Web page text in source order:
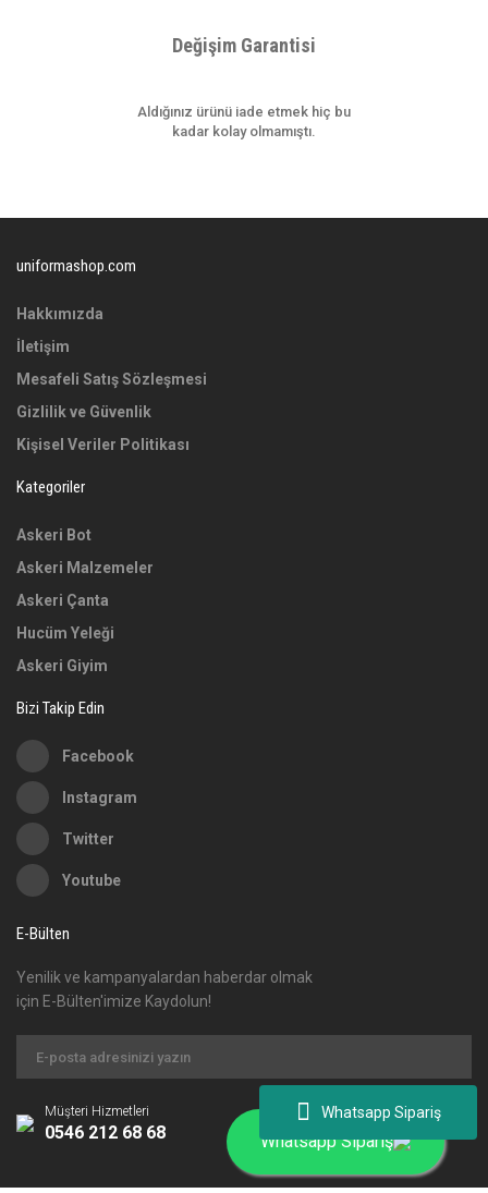
Whatsapp Sipariş
Değişim Garantisi
Aldığınız ürünü iade etmek hiç bu
kadar kolay olmamıştı.
uniformashop.com
Hakkımızda
İletişim
Mesafeli Satış Sözleşmesi
Gizlilik ve Güvenlik
Kişisel Veriler Politikası
Kategoriler
Askeri Bot
Askeri Malzemeler
Askeri Çanta
Hucüm Yeleği
Askeri Giyim
Bizi Takip Edin
Facebook
Instagram
Twitter
Youtube
E-Bülten
Yenilik ve kampanyalardan haberdar olmak
için E-Bülten'imize Kaydolun!
Müşteri Hizmetleri
0546 212 68 68 Whatsapp Sipariş